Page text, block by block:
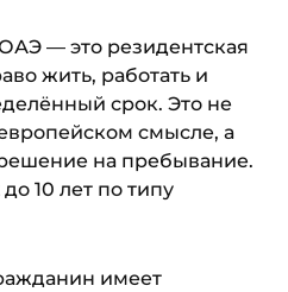
— это резидентская
жить, работать и
срок. Это не
смысле, а
на пребывание.
10 лет по типу
имеет